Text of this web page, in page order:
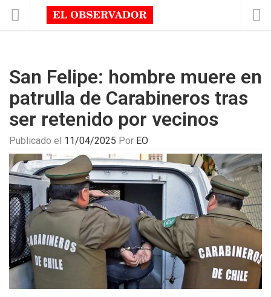
San Felipe: hombre muere en
patrulla de Carabineros tras
ser retenido por vecinos
Publicado el 11/04/2025 Por EO